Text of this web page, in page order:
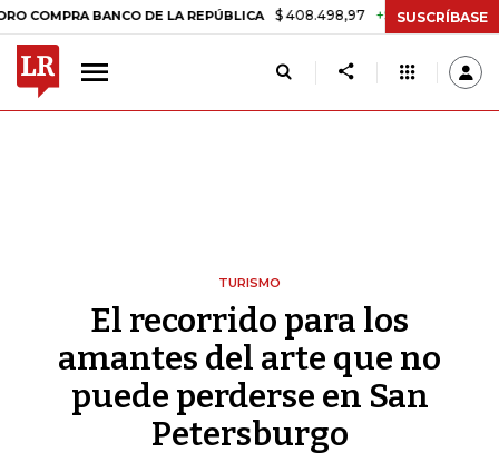
BANCO DE LA REPÚBLICA $ 408.498,97 +$ 8.753,81 +2,19%
SUSCRÍBASE
TURISMO
El recorrido para los
amantes del arte que no
puede perderse en San
Petersburgo